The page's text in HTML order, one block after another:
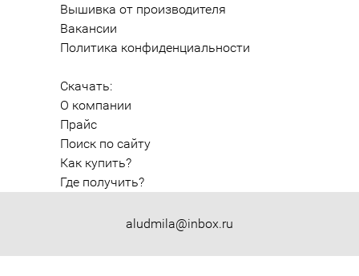
aludmila@inbox.ru
Вышивка от производителя
Вакансии
Политика конфиденциальности
Скачать:
О компании
Прайс
Поиск по сайту
Как купить?
Где получить?